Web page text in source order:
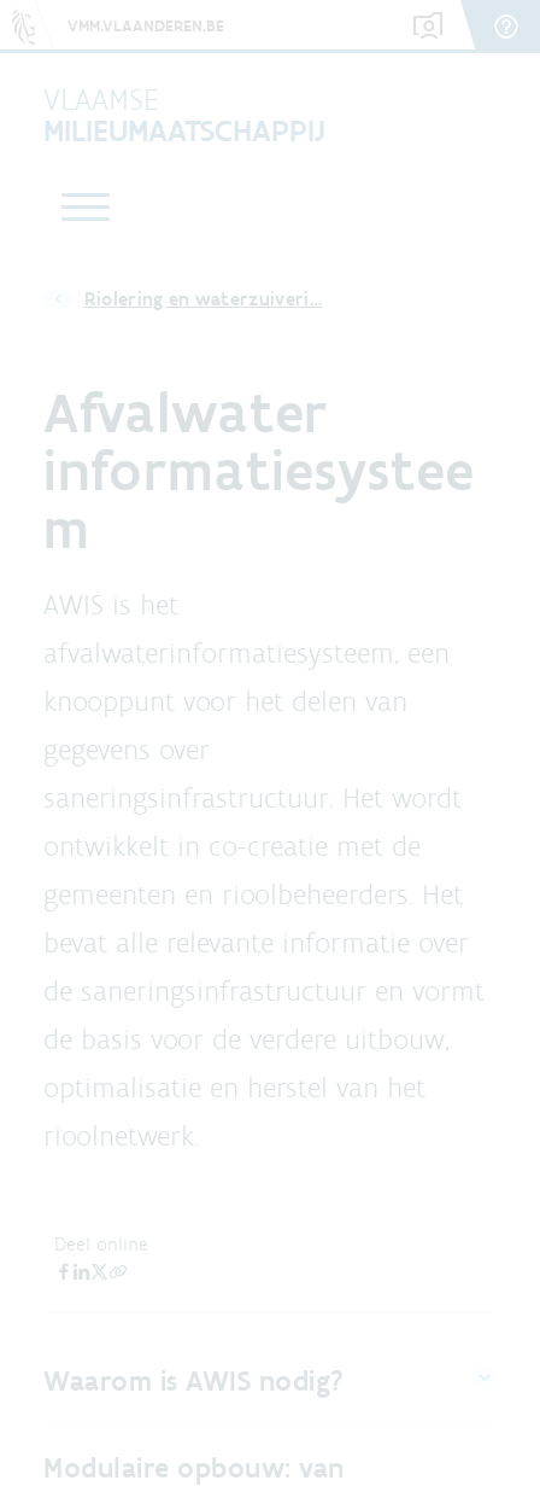
VMM.VLAANDEREN.BE
VLAAMSE
MILIEUMAATSCHAPPIJ
Riolering en waterzuiveri…
Afvalwater
informatiesystee
m
AWIS is het
afvalwaterinformatiesysteem, een
knooppunt voor het delen van
gegevens over
saneringsinfrastructuur. Het wordt
ontwikkelt in co-creatie met de
gemeenten en rioolbeheerders. Het
bevat alle relevante informatie over
de saneringsinfrastructuur en vormt
de basis voor de verdere uitbouw,
optimalisatie en herstel van het
rioolnetwerk.
Deel online
Waarom is AWIS nodig?
Modulaire opbouw: van